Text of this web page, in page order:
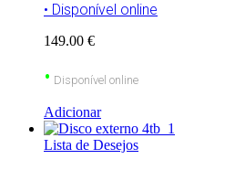
• Disponível online
149.00 €
• Disponível online
Adicionar
Lista de Desejos